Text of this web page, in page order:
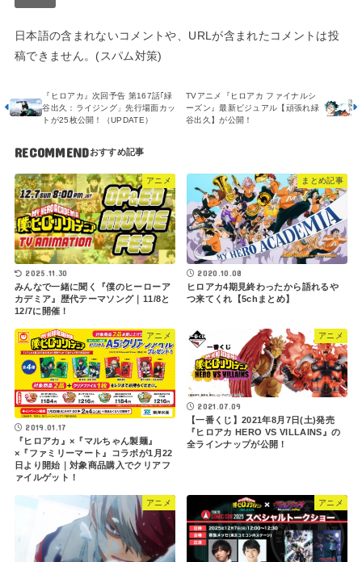
日本語の含まれないコメントや、URLが含まれたコメントは投
稿できません。(スパム対策)
TVアニメ『ヒロアカ ファイナルシ
ーズン』最新ビジュアル【頑張れ緑
谷出久】が公開！
『ヒロアカ』次回予告 第167話｢緑
谷出久：ライジング」先行場面カッ
トが25枚公開！（UPDATE）
RECOMMEND
アニメ
2025.11.30
みんなで一緒に聞く『僕のヒーローア
カデミア』歴代テーマソング｜11/8と
12/7に開催！
まとめ記事
2020.10.08
ヒロアカ4期見終わったから語れるや
つ来てくれ【5chまとめ】
アニメ
2019.01.17
『ヒロアカ』×『マルちゃん製麺』
×『ファミリーマート』コラボが1月22
日より開始｜対象商品購入でクリアフ
ァイルゲット！
アニメ
2021.07.09
【一番くじ】2021年8月7日(土)発売
『ヒロアカ HERO VS VILLAINS』の
全ラインナップが公開！
アニメ アニメ